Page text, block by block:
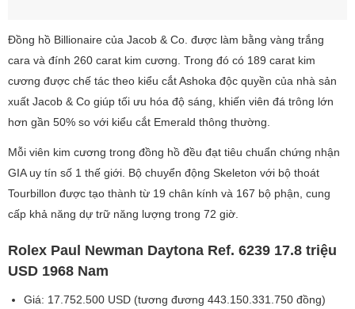
Đồng hồ Billionaire của Jacob & Co. được làm bằng vàng trắng
cara và đính 260 carat kim cương. Trong đó có 189 carat kim
cương được chế tác theo kiểu cắt Ashoka độc quyền của nhà sản
xuất Jacob & Co giúp tối ưu hóa độ sáng, khiến viên đá trông lớn
hơn gần 50% so với kiểu cắt Emerald thông thường.
Mỗi viên kim cương trong đồng hồ đều đạt tiêu chuẩn chứng nhận
GIA uy tín số 1 thế giới. Bộ chuyển động Skeleton với bộ thoát
Tourbillon được tạo thành từ 19 chân kính và 167 bộ phận, cung
cấp khả năng dự trữ năng lượng trong 72 giờ.
Rolex Paul Newman Daytona Ref. 6239 17.8 triệu
USD 1968 Nam
Giá: 17.752.500 USD (tương đương 443.150.331.750 đồng)